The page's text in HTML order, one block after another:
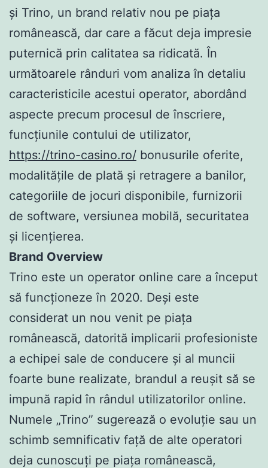
și Trino, un brand relativ nou pe piața
românească, dar care a făcut deja impresie
puternică prin calitatea sa ridicată. În
următoarele rânduri vom analiza în detaliu
caracteristicile acestui operator, abordând
aspecte precum procesul de înscriere,
funcțiunile contului de utilizator,
https://trino-casino.ro/ bonusurile oferite,
modalitățile de plată și retragere a banilor,
categoriile de jocuri disponibile, furnizorii
de software, versiunea mobilă, securitatea
și licențierea.
Brand Overview
Trino este un operator online care a început
să funcționeze în 2020. Deși este
considerat un nou venit pe piața
românească, datorită implicarii profesioniste
a echipei sale de conducere și al muncii
foarte bune realizate, brandul a reușit să se
impună rapid în rândul utilizatorilor online.
Numele „Trino” sugerează o evoluție sau un
schimb semnificativ față de alte operatori
deja cunoscuți pe piața românească,